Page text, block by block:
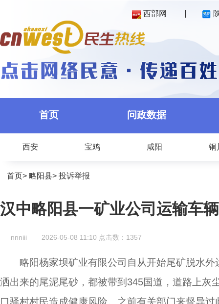
西部网
首页 问政数据
西安 宝鸡 咸阳 铜
首页> 略阳县> 投诉举报
汉中略阳县一矿业公司运输车
nnniii 2026-05-08 11:10 点击数： 1357
略阳杨家坝矿业有限公司自从开始尾矿脱水
洒出来的尾泥尾砂，都被带到345国道，道路上灰
口驿村村民造成健康风险。之前有关部门来督导